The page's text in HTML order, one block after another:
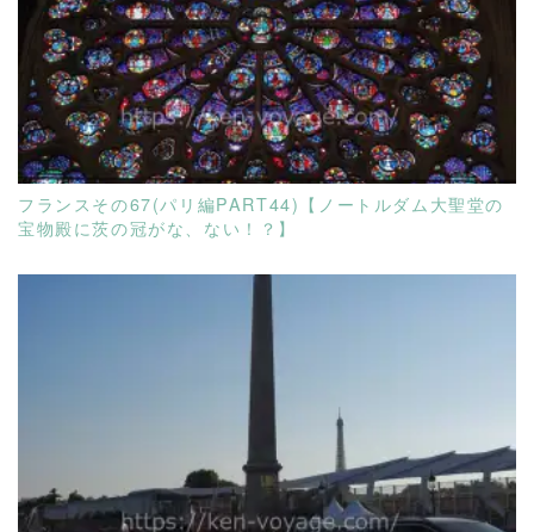
READ MORE
フランスその67(パリ編PART44)【ノートルダム大聖堂の
宝物殿に茨の冠がな、ない！？】
READ MORE